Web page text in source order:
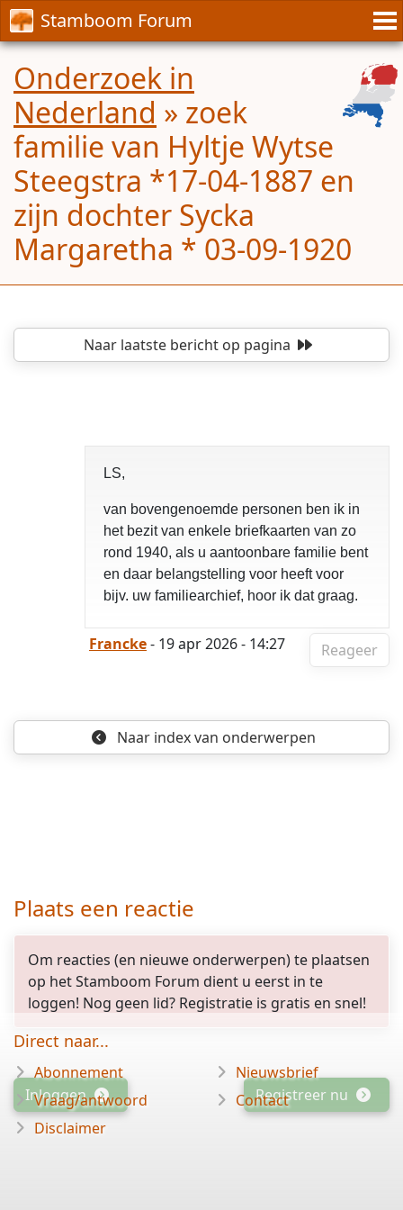
Stamboom Forum
Onderzoek in
Nederland » zoek
familie van Hyltje Wytse
Steegstra *17-04-1887 en
zijn dochter Sycka
Margaretha * 03-09-1920
Naar laatste berichtop pagina
LS,
van bovengenoemde personen ben ik in
het bezit van enkele briefkaarten van zo
rond 1940, als u aantoonbare familie bent
en daar belangstelling voor heeft voor
bijv. uw familiearchief, hoor ik dat graag.
Reageer
Francke- 19 apr 2026 - 14:27
Naar indexvan onderwerpen
Plaats een reactie
Om reacties (en nieuwe onderwerpen) te plaatsen
op het Stamboom Forum dient u eerst in te
loggen! Nog geen lid? Registratie is gratis en snel!
Inloggen Registreer nu
Direct naar...
Abonnement
Vraag/antwoord
Disclaimer
Nieuwsbrief
Contact